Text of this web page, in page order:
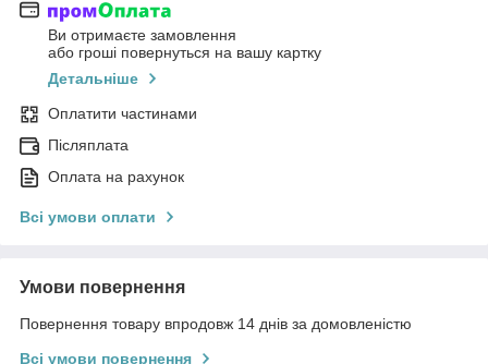
Ви отримаєте замовлення
або гроші повернуться на вашу картку
Детальніше
Оплатити частинами
Післяплата
Оплата на рахунок
Всі умови оплати
Умови повернення
Повернення товару впродовж 14 днів за домовленістю
Всі умови повернення